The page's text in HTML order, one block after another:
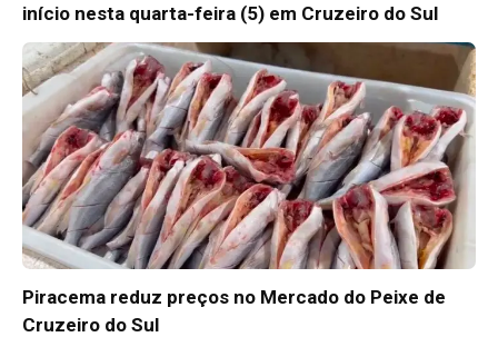
início nesta quarta-feira (5) em Cruzeiro do Sul
Piracema reduz preços no Mercado do Peixe de
Cruzeiro do Sul